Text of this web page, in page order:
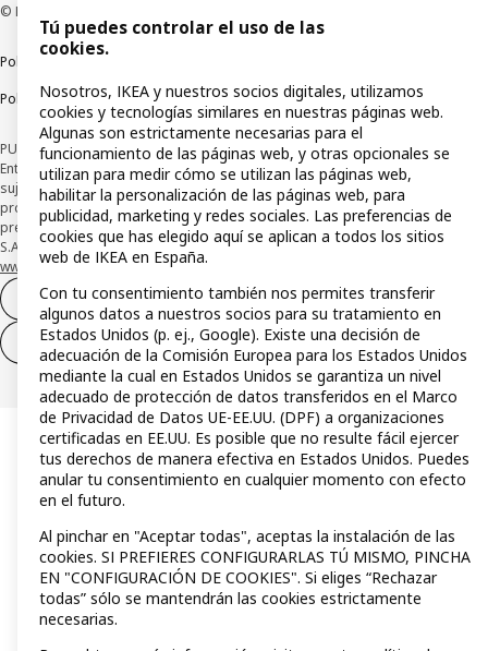
© Inter IKEA Systems B.V 1999-2026
Política de privacidad
Política de divulgación responsable
PUBLICIDAD: *Financiación a través de la tarjeta IKEA VISA emitida por la
Entidad de Pago híbrida CaixaBank Payments & Consumer, E.F.C., E.P., S.A.U., y
sujeta a su organización. La entidad ha escogido como sistema de
protección de los fondos recibidos de usuarios de servicios de pago que
presta su depósito en una cuenta bancaria separada abierta en CaixaBank,
S.A. Conoce más acerca de las formas de pago de tu tarjeta aquí:
www.caixabankpc.com/es/productos
Desistimiento del contrato
Desistimiento de solo servicios
Tú puedes controlar el uso de las
cookies.
Nosotros, IKEA y nuestros socios digitales, utilizamos
cookies y tecnologías similares en nuestras páginas web.
Algunas son estrictamente necesarias para el
funcionamiento de las páginas web, y otras opcionales se
utilizan para medir cómo se utilizan las páginas web,
habilitar la personalización de las páginas web, para
publicidad, marketing y redes sociales. Las preferencias de
cookies que has elegido aquí se aplican a todos los sitios
web de IKEA en España.
Con tu consentimiento también nos permites transferir
algunos datos a nuestros socios para su tratamiento en
Estados Unidos (p. ej., Google). Existe una decisión de
adecuación de la Comisión Europea para los Estados Unidos
mediante la cual en Estados Unidos se garantiza un nivel
adecuado de protección de datos transferidos en el Marco
de Privacidad de Datos UE-EE.UU. (DPF) a organizaciones
certificadas en EE.UU. Es posible que no resulte fácil ejercer
tus derechos de manera efectiva en Estados Unidos. Puedes
anular tu consentimiento en cualquier momento con efecto
en el futuro.
Al pinchar en "Aceptar todas", aceptas la instalación de las
cookies. SI PREFIERES CONFIGURARLAS TÚ MISMO, PINCHA
EN "CONFIGURACIÓN DE COOKIES". Si eliges “Rechazar
todas” sólo se mantendrán las cookies estrictamente
necesarias.